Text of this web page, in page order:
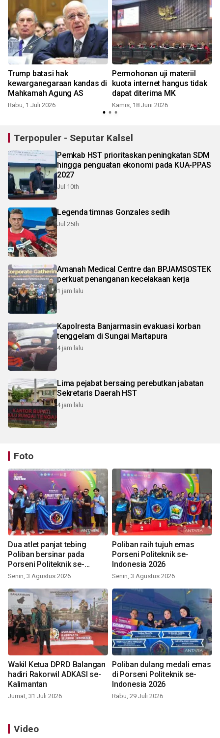
Trump batasi hak
kewarganegaraan kandas di
Mahkamah Agung AS
Rabu, 1 Juli 2026
Permohonan uji materiil
kuota internet hangus tidak
dapat diterima MK
Kamis, 18 Juni 2026
Terpopuler - Seputar Kalsel
Pemkab HST prioritaskan peningkatan SDM
hingga penguatan ekonomi pada KUA-PPAS
2027
Jul 10th
Legenda timnas Gonzales sedih
Jul 25th
Amanah Medical Centre dan BPJAMSOSTEK
perkuat penanganan kecelakaan kerja
1 jam lalu
Kapolresta Banjarmasin evakuasi korban
tenggelam di Sungai Martapura
4 jam lalu
Lima pejabat bersaing perebutkan jabatan
Sekretaris Daerah HST
4 jam lalu
Foto
Dua atlet panjat tebing
Poliban bersinar pada
Porseni Politeknik se-
Indonesia 2026
Senin, 3 Agustus 2026
Poliban raih tujuh emas
Porseni Politeknik se-
Indonesia 2026
Senin, 3 Agustus 2026
Wakil Ketua DPRD Balangan
hadiri Rakorwil ADKASI se-
Kalimantan
Jumat, 31 Juli 2026
Poliban dulang medali emas
di Porseni Politeknik se-
Indonesia 2026
Rabu, 29 Juli 2026
Video